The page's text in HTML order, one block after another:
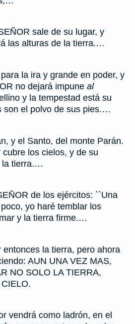
sale de su lugar, y
las alturas de la tierra.…
la ira y grande en poder, y
no dejará impune al
y la tempestad está su
son el polvo de sus pies.…
y el Santo, del monte Parán.
los cielos, y de su
la tierra.…
de los ejércitos: ``Una
yo haré temblar los
y la tierra firme.…
entonces la tierra, pero ahora
AUN UNA VEZ MAS,
NO SOLO LA TIERRA,
vendrá como ladrón, en el